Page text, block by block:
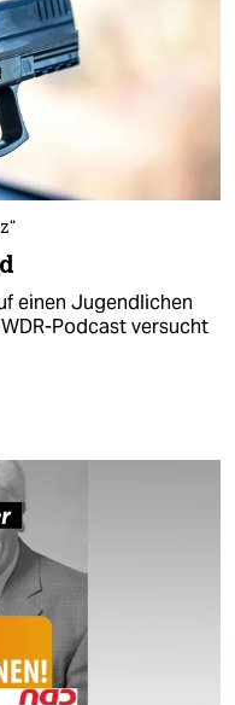
einen Jugendlichen
Podcast versucht